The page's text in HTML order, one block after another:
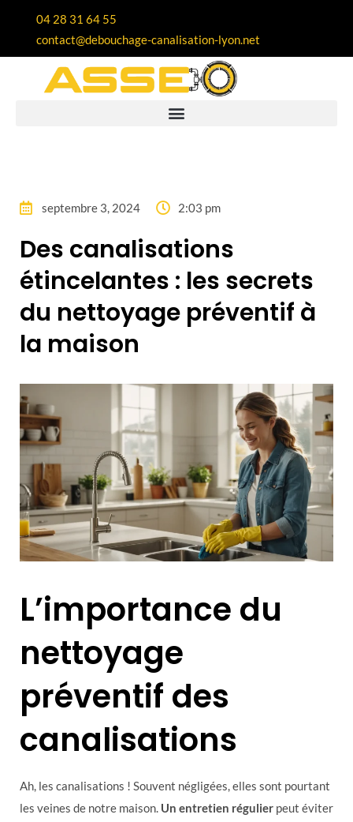
04 28 31 64 55
contact@debouchage-canalisation-lyon.net
septembre 3, 2024 2:03 pm
Des canalisations
étincelantes : les secrets
du nettoyage préventif à
la maison
L’importance du
nettoyage
préventif des
canalisations
Ah, les canalisations ! Souvent négligées, elles sont pourtant
les veines de notre maison. Un entretien régulier peut éviter